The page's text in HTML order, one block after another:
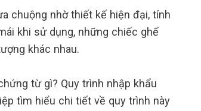
chuộng nhờ thiết kế hiện đại, tính
khi sử dụng, những chiếc ghế
khác nhau.
từ gì? Quy trình nhập khẩu
tìm hiểu chi tiết về quy trình này